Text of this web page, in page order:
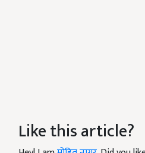
Like this article?